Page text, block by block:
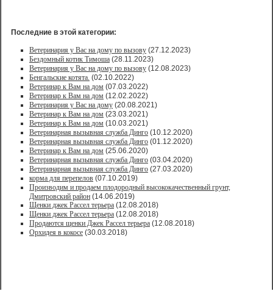
Последние в этой категории:
Ветеринария у Вас на дому по вызову (27.12.2023)
Бездомный котик Тимоша (28.11.2023)
Ветеринария у Вас на дому по вызову (12.08.2023)
Бенгальские котята. (02.10.2022)
Ветеринар к Вам на дом (07.03.2022)
Ветеринар к Вам на дом (12.02.2022)
Ветеринария у Вас на дому (20.08.2021)
Ветеринар к Вам на дом (23.03.2021)
Ветеринар к Вам на дом (10.03.2021)
Ветеринарная вызывная служба Динго (10.12.2020)
Ветеринарная вызывная служба Динго (01.12.2020)
Ветеринар к Вам на дом (25.06.2020)
Ветеринарная вызывная служба Динго (03.04.2020)
Ветеринарная вызывная служба Динго (27.03.2020)
корма для перепелов (07.10.2019)
Производим и продаем плодородный высококачественный грунт,
Дмитровский район (14.06.2019)
Щенки джек Рассел терьера (12.08.2018)
Щенки джек Рассел терьера (12.08.2018)
Продаются щенки Джек Рассел терьера (12.08.2018)
Орхидея в кокосе (30.03.2018)